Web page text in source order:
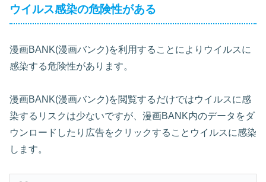
ウイルス感染の危険性がある
漫画BANK(漫画バンク)を利用することによりウイルスに
感染する危険性があります。
漫画BANK(漫画バンク)を閲覧するだけではウイルスに感
染するリスクは少ないですが、漫画BANK内のデータをダ
ウンロードしたり広告をクリックすることウイルスに感染
します。